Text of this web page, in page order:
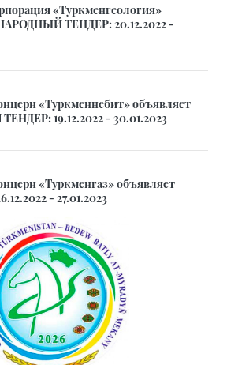
«Туркменгеология»
ТЕНДЕР: 20.12.2022 -
«Туркменнебит» объявляет
19.12.2022 - 30.01.2023
«Туркменгаз» объявляет
- 27.01.2023